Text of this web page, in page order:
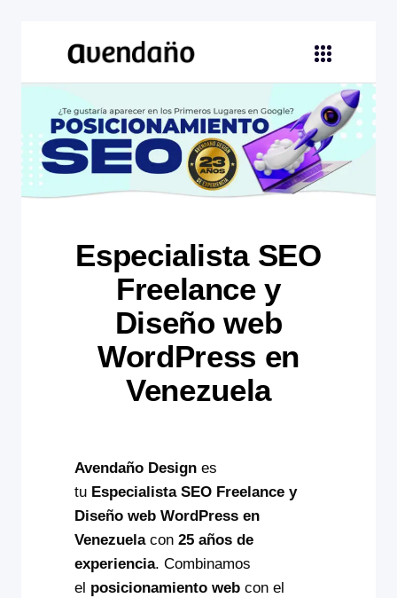
Especialista SEO
Freelance y
Diseño web
WordPress en
Venezuela
Avendaño Design es
tu Especialista SEO Freelance y
Diseño web WordPress en
Venezuelacon 25 años de
experiencia. Combinamos
el posicionamiento web con el